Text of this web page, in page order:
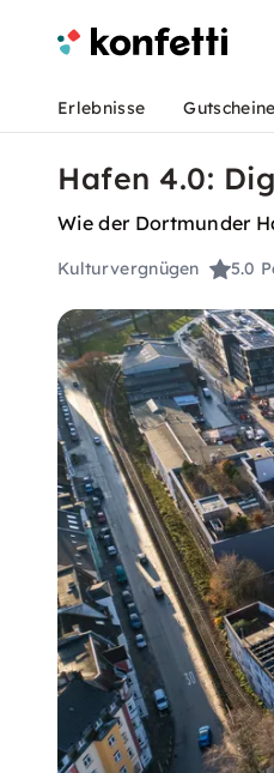
Erlebnisse Gutscheine
Hafen 4.0:
Wie der Dortmunder
Kulturvergnügen 5.0